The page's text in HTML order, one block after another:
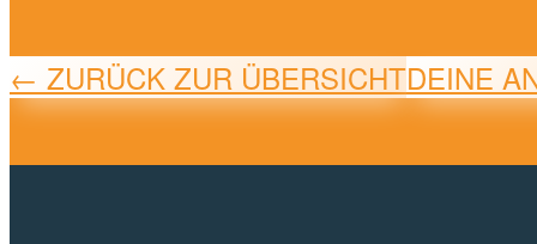
← ZURÜCK ZUR ÜBERSICHTDEINE